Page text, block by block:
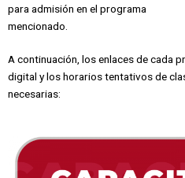
para admisión en el programa
mencionado.
A continuación, los enlaces de cada
digital y los horarios tentativos de
necesarias: